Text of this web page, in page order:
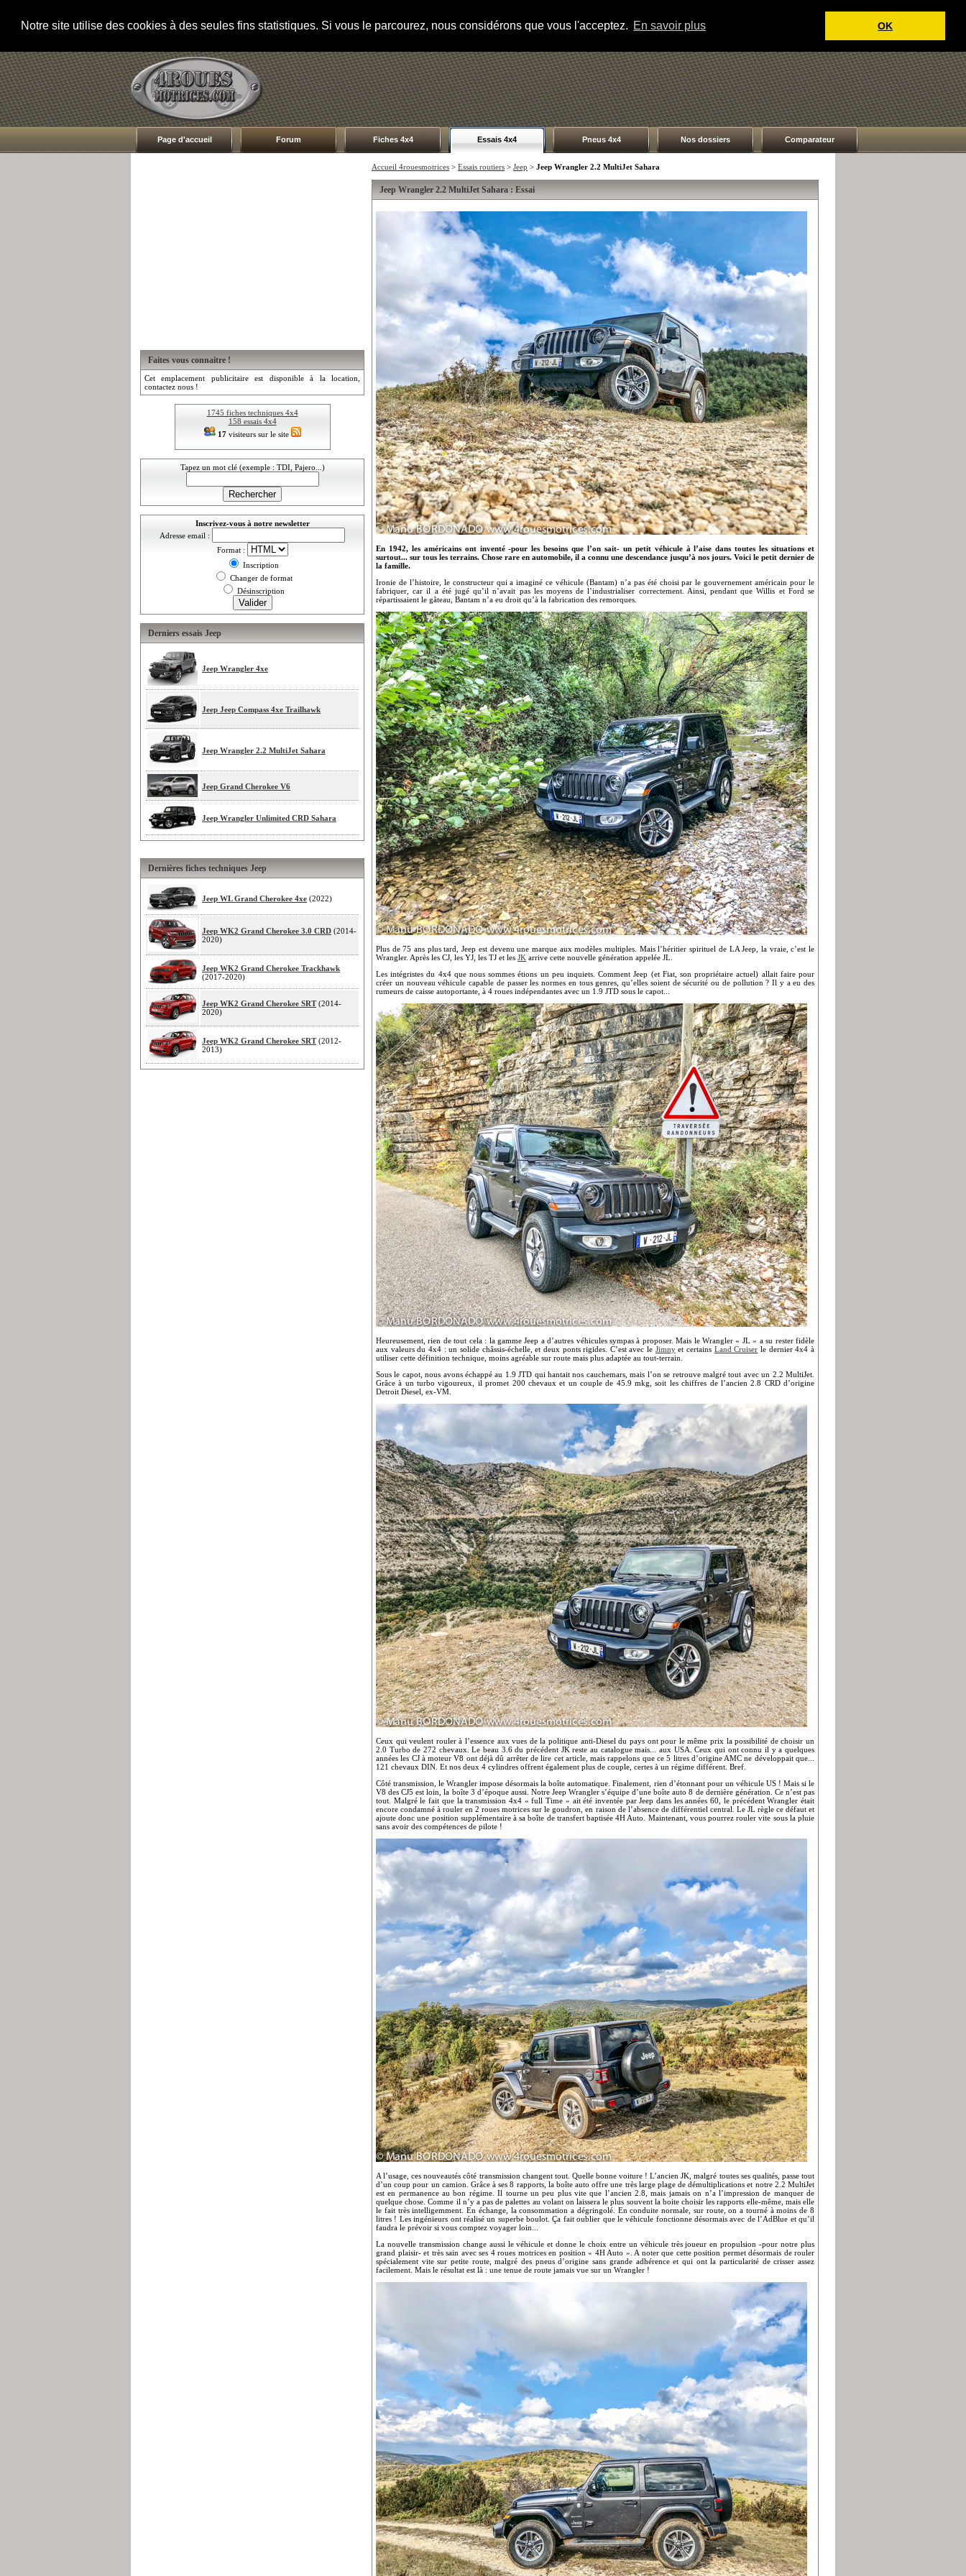
Notre site utilise des cookies à des seules fins statistiques. Si vous le parcourez, nous considérons que vous l'acceptez. En savoir plus OK
Page d'accueil Forum Fiches 4x4 Essais 4x4 Pneus 4x4 Nos dossiers Comparateur
Faites vous connaitre !
Cet emplacement publicitaire est disponible à la location,
contactez nous !
1745 fiches techniques 4x4
158 essais 4x4
17visiteurs sur le site
Tapez un mot clé (exemple : TDI, Pajero...)
Inscrivez-vous à notre newsletter
Adresse email :
Format :
Inscription
Changer de format
Désinscription
Derniers essais Jeep
Jeep Wrangler 4xe
Jeep Jeep Compass 4xe Trailhawk
Jeep Wrangler 2.2 MultiJet Sahara
Jeep Grand Cherokee V6
Jeep Wrangler Unlimited CRD Sahara
Dernières fiches techniques Jeep
Jeep WL Grand Cherokee 4xe (2022)
Jeep WK2 Grand Cherokee 3.0 CRD (2014-
2020)
Jeep WK2 Grand Cherokee Trackhawk
(2017-2020)
Jeep WK2 Grand Cherokee SRT(2014-
2020)
Jeep WK2 Grand Cherokee SRT(2012-
2013)
Accueil 4rouesmotrices > Essais routiers > Jeep > Jeep Wrangler 2.2 MultiJet Sahara
Jeep Wrangler 2.2 MultiJet Sahara : Essai
En 1942, les américains ont inventé -pour les besoins que l’on sait- un petit véhicule à l’aise dans toutes les situations et
surtout... sur tous les terrains. Chose rare en automobile, il a connu une descendance jusqu’à nos jours. Voici le petit dernier de
la famille.
Ironie de l’histoire, le constructeur qui a imaginé ce véhicule (Bantam) n’a pas été choisi par le gouvernement américain pour le
fabriquer, car il a été jugé qu’il n’avait pas les moyens de l’industrialiser correctement. Ainsi, pendant que Willis et Ford se
répartissaient le gâteau, Bantam n’a eu droit qu’à la fabrication des remorques.
Plus de 75 ans plus tard, Jeep est devenu une marque aux modèles multiples. Mais l’héritier spirituel de LA Jeep, la vraie, c’est le
Wrangler. Après les CJ, les YJ, les TJ et les JK arrive cette nouvelle génération appelée JL.
Les intégristes du 4x4 que nous sommes étions un peu inquiets. Comment Jeep (et Fiat, son propriétaire actuel) allait faire pour
créer un nouveau véhicule capable de passer les normes en tous genres, qu’elles soient de sécurité ou de pollution ? Il y a eu des
rumeurs de caisse autoportante, à 4 roues indépendantes avec un 1.9 JTD sous le capot...
Heureusement, rien de tout cela : la gamme Jeep a d’autres véhicules sympas à proposer. Mais le Wrangler « JL » a su rester fidèle
aux valeurs du 4x4 : un solide châssis-échelle, et deux ponts rigides. C’est avec le Jimnyet certains Land Cruiser le dernier 4x4 à
utiliser cette définition technique, moins agréable sur route mais plus adaptée au tout-terrain.
Sous le capot, nous avons échappé au 1.9 JTD qui hantait nos cauchemars, mais l’on se retrouve malgré tout avec un 2.2 MultiJet.
Grâce à un turbo vigoureux, il promet 200 chevaux et un couple de 45.9 mkg, soit les chiffres de l’ancien 2.8 CRD d’origine
Detroit Diesel, ex-VM.
Ceux qui veulent rouler à l’essence aux vues de la politique anti-Diesel du pays ont pour le même prix la possibilité de choisir un
2.0 Turbo de 272 chevaux. Le beau 3.6 du précédent JK reste au catalogue mais... aux USA. Ceux qui ont connu il y a quelques
années les CJ à moteur V8 ont déjà dû arrêter de lire cet article, mais rappelons que ce 5 litres d’origine AMC ne développait que...
121 chevaux DIN. Et nos deux 4 cylindres offrent également plus de couple, certes à un régime différent. Bref.
Côté transmission, le Wrangler impose désormais la boîte automatique. Finalement, rien d’étonnant pour un véhicule US ! Mais si le
V8 des CJ5 est loin, la boîte 3 d’époque aussi. Notre Jeep Wrangler s’équipe d’une boîte auto 8 de dernière génération. Ce n’est pas
tout. Malgré le fait que la transmission 4x4 « full Time » ait été inventée par Jeep dans les années 60, le précédent Wrangler était
encore condamné à rouler en 2 roues motrices sur le goudron, en raison de l’absence de différentiel central. Le JL règle ce défaut et
ajoute donc une position supplémentaire à sa boîte de transfert baptisée 4H Auto. Maintenant, vous pourrez rouler vite sous la pluie
sans avoir des compétences de pilote !
A l’usage, ces nouveautés côté transmission changent tout. Quelle bonne voiture ! L’ancien JK, malgré toutes ses qualités, passe tout
d’un coup pour un camion. Grâce à ses 8 rapports, la boîte auto offre une très large plage de démultiplications et notre 2.2 MultiJet
est en permanence au bon régime. Il tourne un peu plus vite que l’ancien 2.8, mais jamais on n’a l’impression de manquer de
quelque chose. Comme il n’y a pas de palettes au volant on laissera le plus souvent la boite choisir les rapports elle-même, mais elle
le fait très intelligemment. En échange, la consommation a dégringolé. En conduite normale, sur route, on a tourné à moins de 8
litres ! Les ingénieurs ont réalisé un superbe boulot. Ça fait oublier que le véhicule fonctionne désormais avec de l’AdBlue et qu’il
faudra le prévoir si vous comptez voyager loin...
La nouvelle transmission change aussi le véhicule et donne le choix entre un véhicule très joueur en propulsion -pour notre plus
grand plaisir- et très sain avec ses 4 roues motrices en position « 4H Auto ». A noter que cette position permet désormais de rouler
spécialement vite sur petite route, malgré des pneus d’origine sans grande adhérence et qui ont la particularité de crisser assez
facilement. Mais le résultat est là : une tenue de route jamais vue sur un Wrangler !